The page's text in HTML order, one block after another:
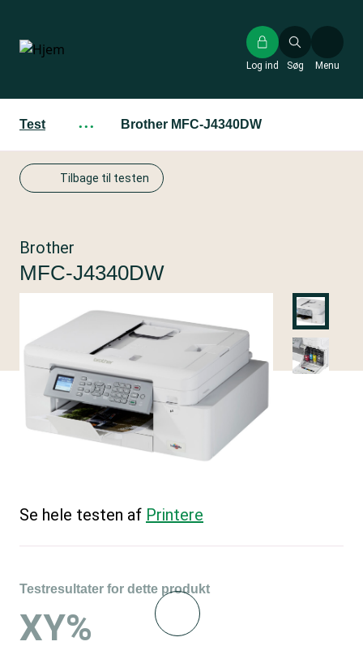
hovedindhold
Søg
Log ind Menu
Test ··· Brother MFC-J4340DW
Tilbage til testen
Brother
MFC-J4340DW
Se hele testen af Printere
Testresultater for dette produkt
XY%